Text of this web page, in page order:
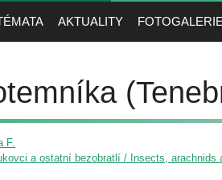
AKTUALITY
F.
a ostatní bezobratlí / Insects, arachnids